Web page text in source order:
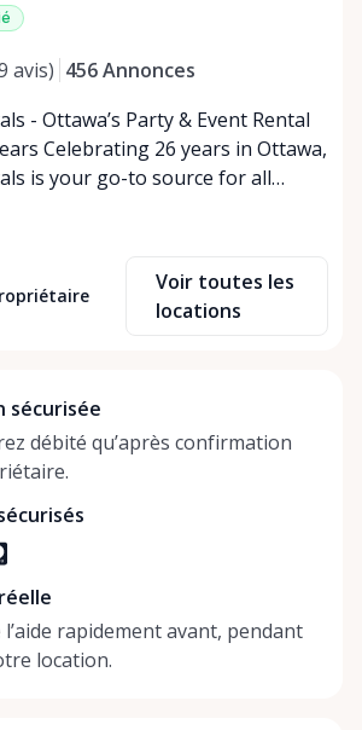
avis) 456Annonces
- Ottawa’s Party & Event Rental
Ottawa,
is your go-to source for all
We’re proud to be a
expanding our offerings
we believe in the power of
the chance to rent out their
more for less while making a
environment. By choosing to
buy, we’re all doing our part to
Voir toutes les
locations
sécurisée
débité qu’après confirmation
rapidement avant, pendant
location.